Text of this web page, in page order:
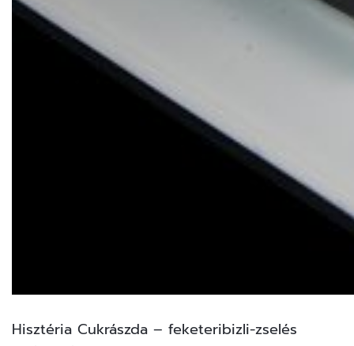
Hisztéria Cukrászda – feketeribizli-zselés